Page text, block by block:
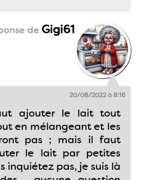
Gigi61
20/08/2022 à 8:16
ajouter le lait tout
en mélangeant et les
pas ; mais il faut
le lait par petites
inquiétez pas, je suis là